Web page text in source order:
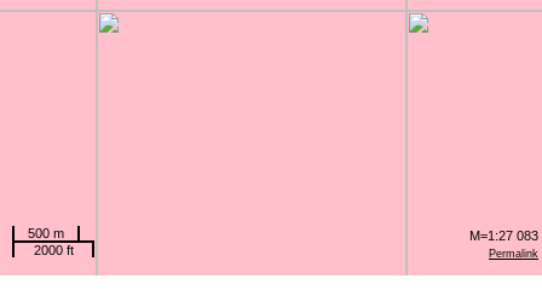
Permalink
500 m
2000 ft
M=1:27 083